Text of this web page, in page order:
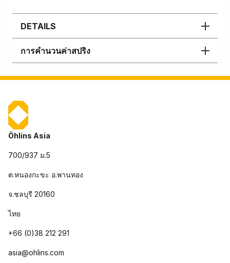
DETAILS
การคำนวนค่าสปริง
Öhlins Asia
700/937 ม.5
ต.หนองกะขะ อ.พานทอง
จ.ชลบุรี 20160
ไทย
+66 (0)38 212 291
asia@ohlins.com